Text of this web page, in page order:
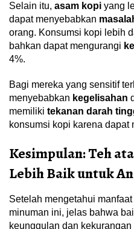
Selain itu, asam kopi yang
dapat menyebabkan
orang. Konsumsi kopi lebih
bahkan dapat mengurangi
4%.
Bagi mereka yang sensitif
menyebabkan kegelisahan
memiliki tekanan darah
konsumsi kopi karena dapat
Kesimpulan: Teh
Lebih Baik untuk
Setelah mengetahui
minuman ini, jelas bahwa
keunggulan dan